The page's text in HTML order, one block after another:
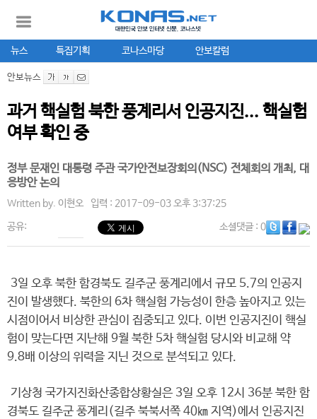
뉴스 특집기획 코나스마당 안보칼럼
안보뉴스
과거 핵실험 북한 풍계리서 인공지진... 핵실험
여부 확인 중
정부 문재인 대통령 주관 국가안전보장회의(NSC) 전체회의 개최, 대
응방안 논의
Written by. 이현오 입력 : 2017-09-03 오후 3:37:25
공유: 소셜댓글: 0
3일 오후 북한 함경북도 길주군 풍계리에서 규모 5.7의 인공지
진이 발생했다. 북한의 6차 핵실험 가능성이 한층 높아지고 있는
시점이어서 비상한 관심이 집중되고 있다. 이번 인공지진이 핵실
험이 맞는다면 지난해 9월 북한 5차 핵실험 당시와 비교해 약
9.8배 이상의 위력을 지닌 것으로 분석되고 있다.
기상청 국가지진화산종합상황실은 3일 오후 12시 36분 북한 함
경북도 길주군 풍계리(길주 북북서쪽 40㎞ 지역)에서 인공지진